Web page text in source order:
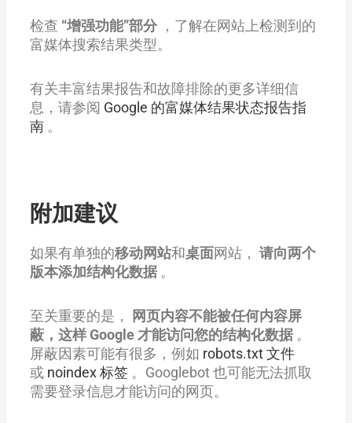
检查 “增强功能”部分，了解在网站上检测到的
富媒体搜索结果类型。
有关丰富结果报告和故障排除的更多详细信
息，请参阅 Google 的富媒体结果状态报告指
南。
附加建议
如果有单独的移动网站和桌面网站， 请向两个
版本添加结构化数据。
至关重要的是，
网页内容不能被任何内容屏
蔽，这样 Google 才能访问您的结构化数据。
屏蔽因素可能有很多，例如 robots.txt 文件
或 noindex 标签。Googlebot 也可能无法抓取
需要登录信息才能访问的网页。